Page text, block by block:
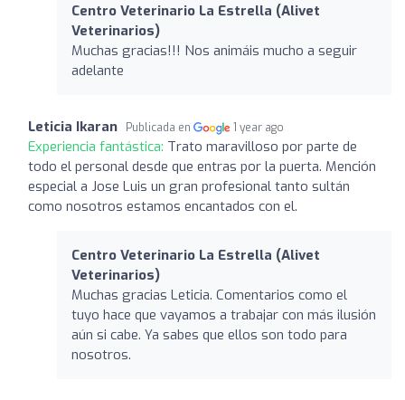
Centro Veterinario La Estrella (Alivet
Veterinarios)
Muchas gracias!!! Nos animáis mucho a seguir
adelante
Leticia Ikaran Publicada en 1 year ago
Experiencia fantástica: Trato maravilloso por parte de
todo el personal desde que entras por la puerta. Mención
especial a Jose Luis un gran profesional tanto sultán
como nosotros estamos encantados con el.
Centro Veterinario La Estrella (Alivet
Veterinarios)
Muchas gracias Leticia. Comentarios como el
tuyo hace que vayamos a trabajar con más ilusión
aún si cabe. Ya sabes que ellos son todo para
nosotros.